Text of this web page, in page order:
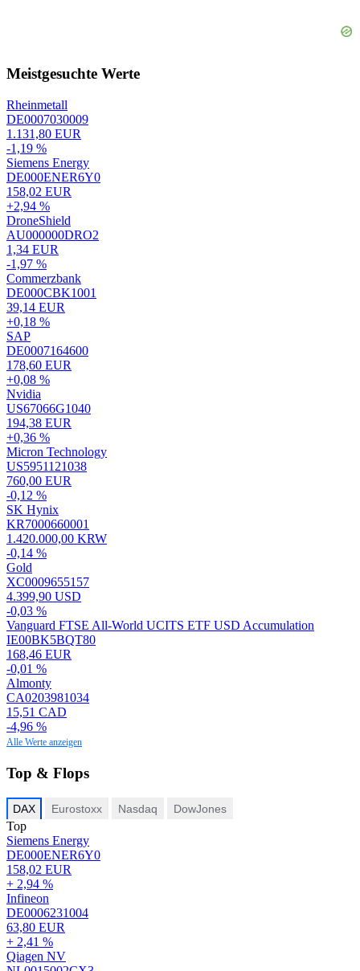
Meistgesuchte Werte
Rheinmetall
DE0007030009
1.131,80 EUR
-1,19 %
Siemens Energy
DE000ENER6Y0
158,02 EUR
+2,94 %
DroneShield
AU000000DRO2
1,34 EUR
-1,97 %
Commerzbank
DE000CBK1001
39,14 EUR
+0,18 %
SAP
DE0007164600
178,60 EUR
+0,08 %
Nvidia
US67066G1040
194,38 EUR
+0,36 %
Micron Technology
US5951121038
760,00 EUR
-0,12 %
SK Hynix
KR7000660001
1.420.000,00 KRW
-0,14 %
Gold
XC0009655157
4.399,90 USD
-0,03 %
Vanguard FTSE All-World UCITS ETF USD Accumulation
IE00BK5BQT80
168,46 EUR
-0,01 %
Almonty
CA0203981034
15,51 CAD
-4,96 %
Alle Werte anzeigen
Top & Flops
DAX Eurostoxx Nasdaq DowJones
Top
Siemens Energy
DE000ENER6Y0
158,02 EUR
+ 2,94 %
Infineon
DE0006231004
63,80 EUR
+ 2,41 %
Qiagen NV